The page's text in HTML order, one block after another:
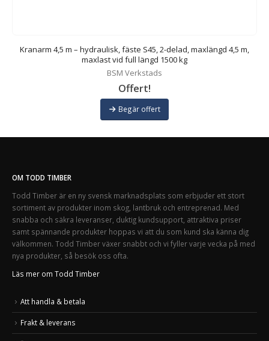
Kranarm 4,5 m – hydraulisk, fäste S45, 2-delad, maxlängd 4,5 m,
maxlast vid full längd 1500 kg
BSM Verkstads
Offert!
Begär offert
OM TODD TIMBER
Todd Timber är en ny svensk marknadsplats som erbjuder ett stort
sortiment av produkter inom skog, lantbruk och entreprenad. Med
snabba och säkra leveranser, duktig kundsupport, attraktiva priser
samt spännande produkter hoppas vi att du som kund ska känna dig
välkommen. Todd Timber växer snabbt och vi fyller varje vecka på med
nya produkter, så besök oss ofta.
Läs mer om Todd Timber
Att handla & betala
Frakt & leverans